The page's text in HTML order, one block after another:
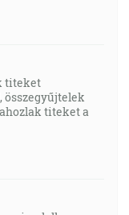
titeket
összegyűjtelek
titeket a